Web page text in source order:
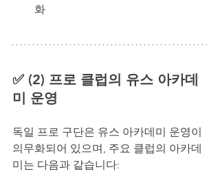
화
✅ (2) 프로 클럽의 유스 아카데
미 운영
독일 프로 구단은 유스 아카데미 운영이
의무화되어 있으며, 주요 클럽의 아카데
미는 다음과 같습니다: